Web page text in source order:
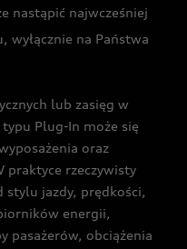
nastąpić najwcześniej
wyłącznie na Państwa
lub zasięg w
Plug-In może się
oraz
praktyce rzeczywisty
stylu jazdy, prędkości,
energii,
pasażerów, obciążenia